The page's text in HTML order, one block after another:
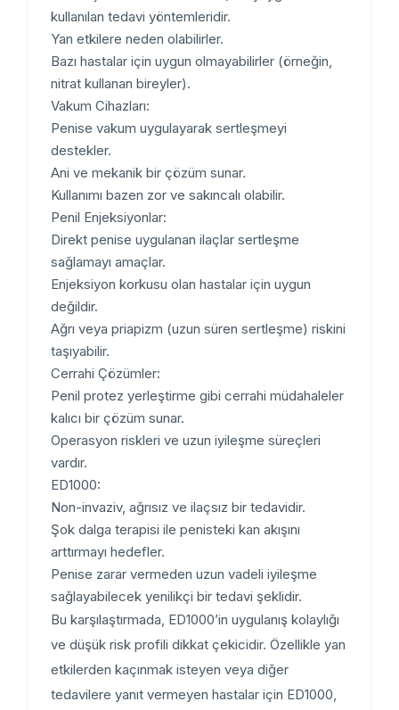
kullanılan tedavi yöntemleridir.
Yan etkilere neden olabilirler.
Bazı hastalar için uygun olmayabilirler (örneğin,
nitrat kullanan bireyler).
Vakum Cihazları:
Penise vakum uygulayarak sertleşmeyi
destekler.
Ani ve mekanik bir çözüm sunar.
Kullanımı bazen zor ve sakıncalı olabilir.
Penil Enjeksiyonlar:
Direkt penise uygulanan ilaçlar sertleşme
sağlamayı amaçlar.
Enjeksiyon korkusu olan hastalar için uygun
değildir.
Ağrı veya priapizm (uzun süren sertleşme) riskini
taşıyabilir.
Cerrahi Çözümler:
Penil protez yerleştirme gibi cerrahi müdahaleler
kalıcı bir çözüm sunar.
Operasyon riskleri ve uzun iyileşme süreçleri
vardır.
ED1000:
Non-invaziv, ağrısız ve ilaçsız bir tedavidir.
Şok dalga terapisi ile penisteki kan akışını
arttırmayı hedefler.
Penise zarar vermeden uzun vadeli iyileşme
sağlayabilecek yenilikçi bir tedavi şeklidir.
Bu karşılaştırmada, ED1000’in uygulanış kolaylığı
ve düşük risk profili dikkat çekicidir. Özellikle yan
etkilerden kaçınmak isteyen veya diğer
tedavilere yanıt vermeyen hastalar için ED1000,